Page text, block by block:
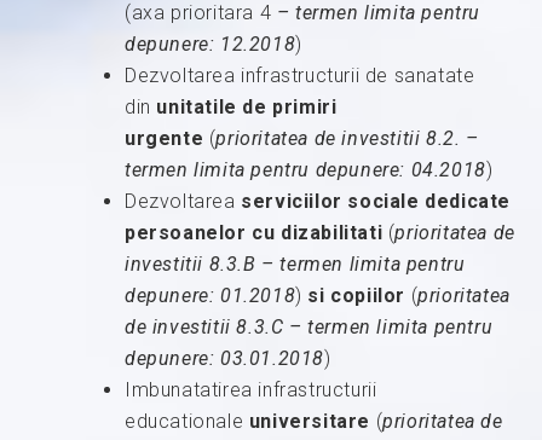
(axa prioritara 4 – termen limita pentru
depunere: 12.2018)
Dezvoltarea infrastructurii de sanatate
din unitatile de primiri
urgente (prioritatea de investitii 8.2. –
termen limita pentru depunere: 04.2018)
Dezvoltarea serviciilor sociale dedicate
persoanelor cu dizabilitati (prioritatea de
investitii 8.3.B – termen limita pentru
depunere:01.2018) si copiilor (prioritatea
de investitii 8.3.C – termen limita pentru
depunere:03.01.2018)
Imbunatatirea infrastructurii
educationale universitare (prioritatea de